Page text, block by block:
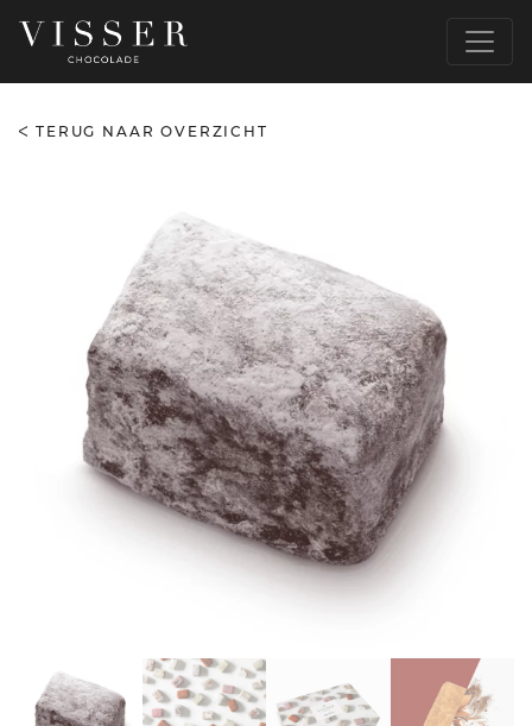
TERUG NAAR OVERZICHT